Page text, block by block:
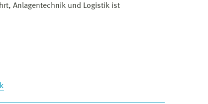
Anlagentechnik und Logistik ist